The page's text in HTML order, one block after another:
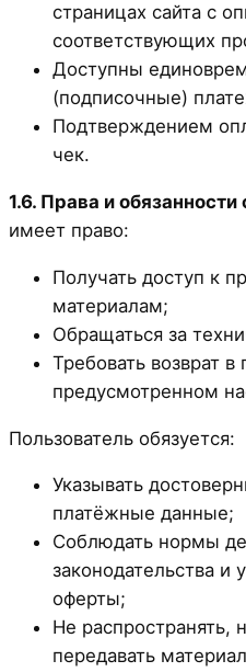
страницах сайта с
соответствующих
Доступны
(подписочные)
Подтверждением
чек.
1.6. Права и обязанности
имеет право:
Получать доступ к
материалам;
Обращаться за
Требовать возврат в
предусмотренном
Пользователь обязуется:
Указывать
платёжные данные;
Соблюдать нормы
законодательства и
оферты;
Не распространять,
передавать